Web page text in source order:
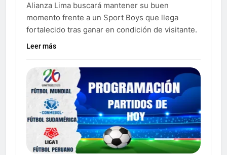
Alianza Lima buscará mantener su buen
momento frente a un Sport Boys que llega
fortalecido tras ganar en condición de visitante.
Leer más